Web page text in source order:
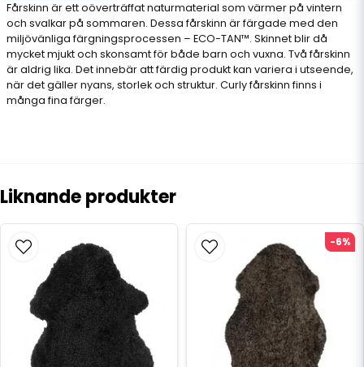
Fårskinn är ett oöverträffat naturmaterial som värmer på vintern
och svalkar på sommaren. Dessa fårskinn är färgade med den
miljövänliga färgningsprocessen – ECO-TAN™. Skinnet blir då
mycket mjukt och skonsamt för både barn och vuxna. Två fårskinn
är aldrig lika. Det innebär att färdig produkt kan variera i utseende,
när det gäller nyans, storlek och struktur. Curly fårskinn finns i
många fina färger.
Liknande produkter
-6%